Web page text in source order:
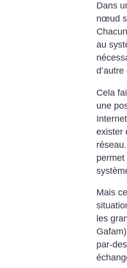
Dans
nœud
au
Cela
une
exister
permet
Mais
les
par-